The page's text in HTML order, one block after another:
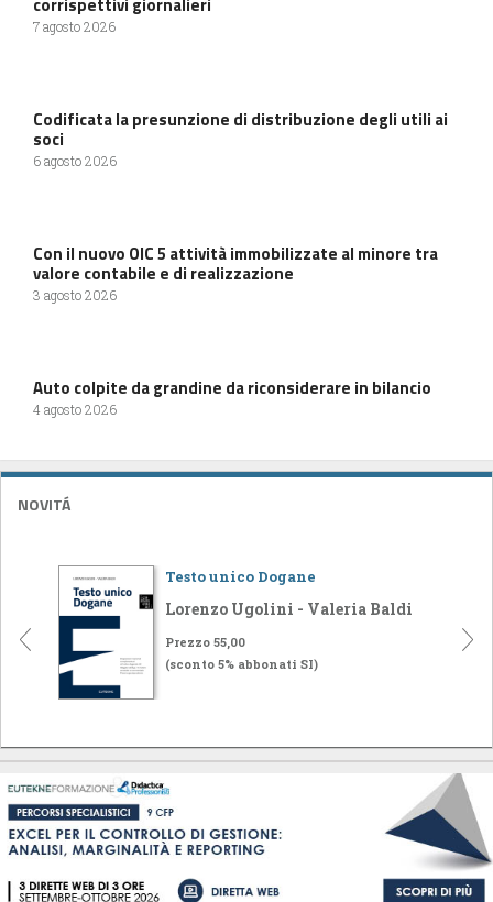
7 agosto 2026
Codificata la presunzione di distribuzione degli utili ai
soci
6 agosto 2026
Con il nuovo OIC 5 attività immobilizzate al minore tra
valore contabile e di realizzazione
3 agosto 2026
Auto colpite da grandine da riconsiderare in bilancio
4 agosto 2026
NOVITÁ
Testo unico Dogane
Lorenzo Ugolini - Valeria Baldi
Prezzo 55,00
(sconto 5% abbonati SI)